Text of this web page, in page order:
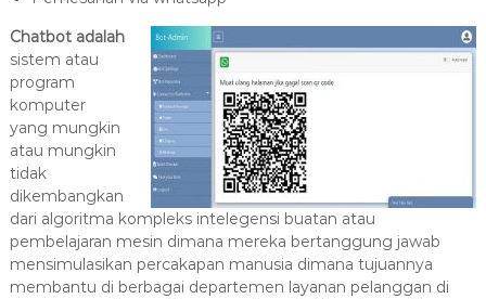
Chatbot adalah
sistem atau
program
komputer
yang mungkin
atau mungkin
tidak
dikembangkan
dari algoritma kompleks intelegensi buatan atau
pembelajaran mesin dimana mereka bertanggung jawab
mensimulasikan percakapan manusia dimana tujuannya
membantu di berbagai departemen layanan pelanggan di